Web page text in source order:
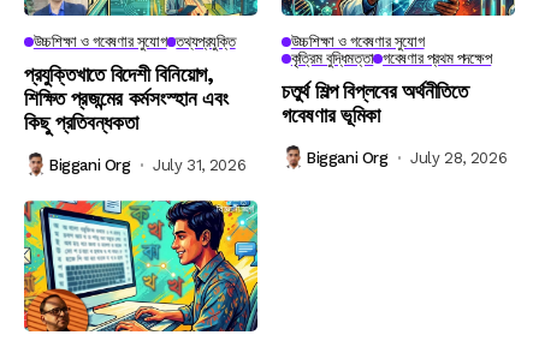
উচ্চশিক্ষা ও গবেষণার সুযোগ তথ্যপ্রযুক্তি
প্রযুক্তিখাতে বিদেশী বিনিয়োগ,
শিক্ষিত প্রজন্মের কর্মসংস্হান এবং
কিছু প্রতিবন্ধকতা
Biggani Org July 31, 2026
উচ্চশিক্ষা ও গবেষণার সুযোগ
কৃত্রিম বুদ্ধিমত্তা গবেষণার প্রথম পদক্ষেপ
চতুর্থ শিল্প বিপ্লবের অর্থনীতিতে
গবেষণার ভূমিকা
Biggani Org July 28, 2026